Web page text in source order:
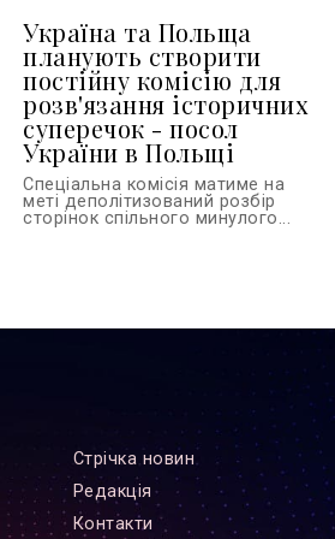
Україна та Польща
планують створити
постійну комісію для
розв'язання історичних
суперечок - посол
України в Польщі
Спеціальна комісія матиме на
меті деполітизований розбір
сторінок спільного минулого...
Стрiчка новин
Редакцiя
Контакти